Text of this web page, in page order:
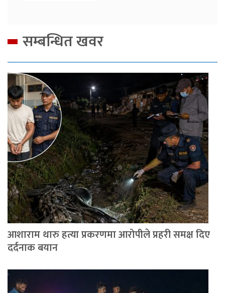
सम्बन्धित खवर
आशाराम थारु हत्या प्रकरणमा आरोपीले प्रहरी समक्ष दिए
दर्दनाक बयान